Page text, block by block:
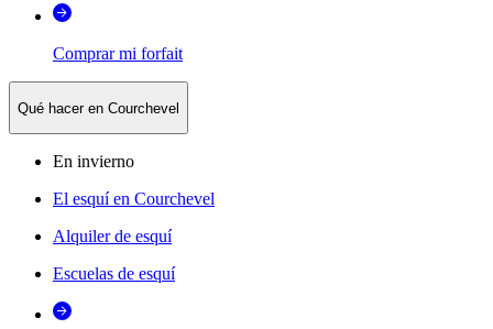
Comprar mi forfait
Qué hacer en Courchevel
En invierno
El esquí en Courchevel
Alquiler de esquí
Escuelas de esquí